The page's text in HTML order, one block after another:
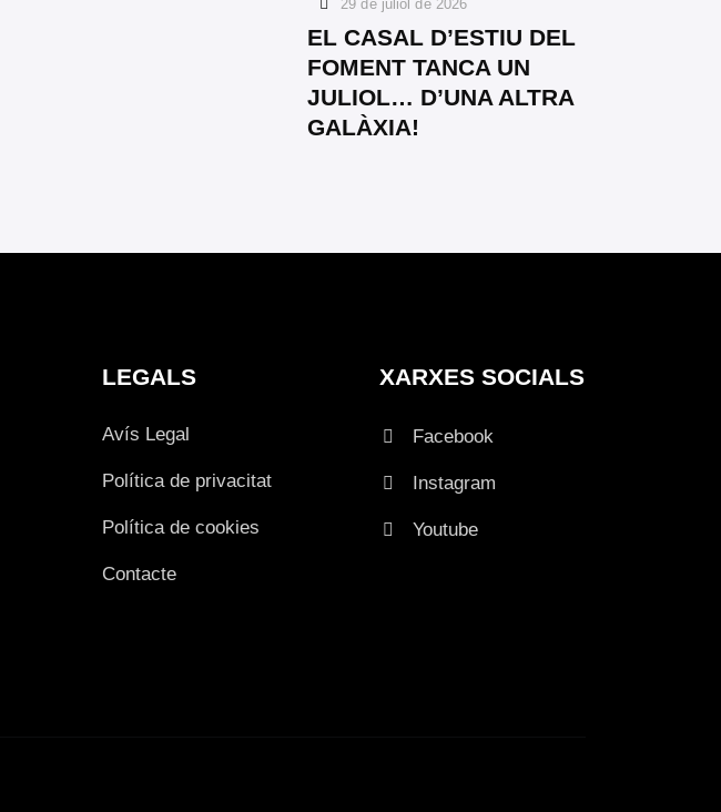
29 de juliol de 2026
EL CASAL D’ESTIU DEL
FOMENT TANCA UN
JULIOL… D’UNA ALTRA
GALÀXIA!
LEGALS
Avís Legal
Política de privacitat
Política de cookies
Contacte
XARXES SOCIALS
Facebook
Instagram
Youtube